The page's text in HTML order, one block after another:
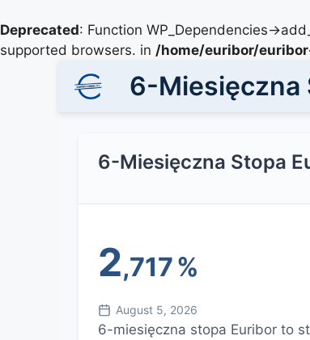
Deprecated: Function WP_Dependencies-
supported browsers. in /home/euribor/
6-Miesięczna
6-Miesięczna Stopa
2,717%
August 5, 2026
6-miesięczna stopa Euribor to